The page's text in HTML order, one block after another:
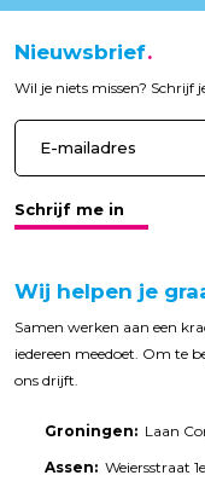
Wij helpen je
Samen werken aan een
iedereen meedoet. Om te
ons drijft.
Groningen: Laan
Assen: Weiersstraat 1e
Nieuwsbrief
Wil je niets missen? Schrijf
Schrijf me in